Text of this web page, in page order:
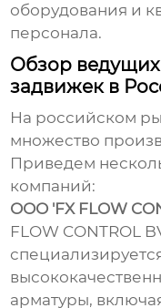
оборудования и
персонала.
Обзор
задвижек в
На российском
множество
Приведем
компаний:
ООО 'FX FLOW
FLOW CONTROL
арматуры,